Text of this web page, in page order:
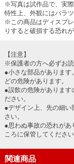
※写真は試作品で、実
特性上、外観にはバラ
※この商品はディスプ
りすると破損する恐れが
【注意】
※保護者の方へ必ずお
●小さな部品がありま
どの危険があります。
●誤飲の危険があります
ださい。
●デザイン上、先の細
さい。
●思わぬ事故の恐れがあ
ころに保管してください
関連商品